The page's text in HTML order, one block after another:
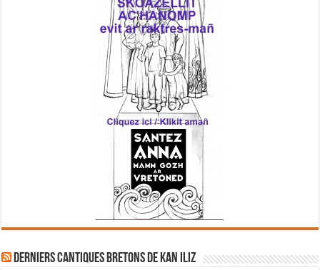
Derniers cantiques bretons de Kan Iliz